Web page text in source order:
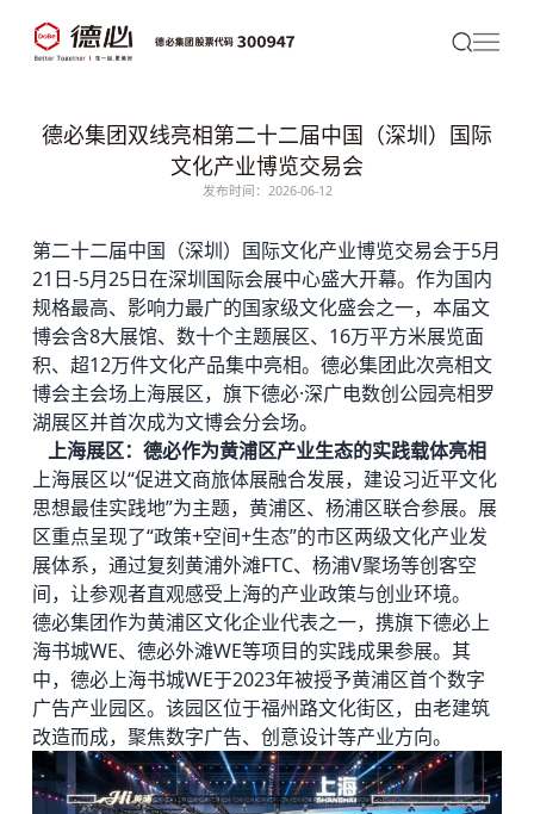
德必集团双线亮相第二十二届中国（深圳）国际
文化产业博览交易会
发布时间：2026-06-12
第二十二届中国（深圳）国际文化产业博览交易会于5月
21日-5月25日在深圳国际会展中心盛大开幕。作为国内
规格最高、影响力最广的国家级文化盛会之一，本届文
博会含8大展馆、数十个主题展区、16万平方米展览面
积、超12万件文化产品集中亮相。德必集团此次亮相文
博会主会场上海展区，旗下德必·深广电数创公园亮相罗
湖展区并首次成为文博会分会场。
上海展区：德必作为黄浦区产业生态的实践载体亮相
上海展区以“促进文商旅体展融合发展，建设习近平文化
思想最佳实践地”为主题，黄浦区、杨浦区联合参展。展
区重点呈现了“政策+空间+生态”的市区两级文化产业发
展体系，通过复刻黄浦外滩FTC、杨浦V聚场等创客空
间，让参观者直观感受上海的产业政策与创业环境。
德必集团作为黄浦区文化企业代表之一，携旗下德必上
海书城WE、德必外滩WE等项目的实践成果参展。其
中，德必上海书城WE于2023年被授予黄浦区首个数字
广告产业园区。该园区位于福州路文化街区，由老建筑
改造而成，聚焦数字广告、创意设计等产业方向。